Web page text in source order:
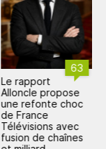
63
Le rapport
Alloncle propose
une refonte choc
de France
Télévisions avec
fusion de chaînes